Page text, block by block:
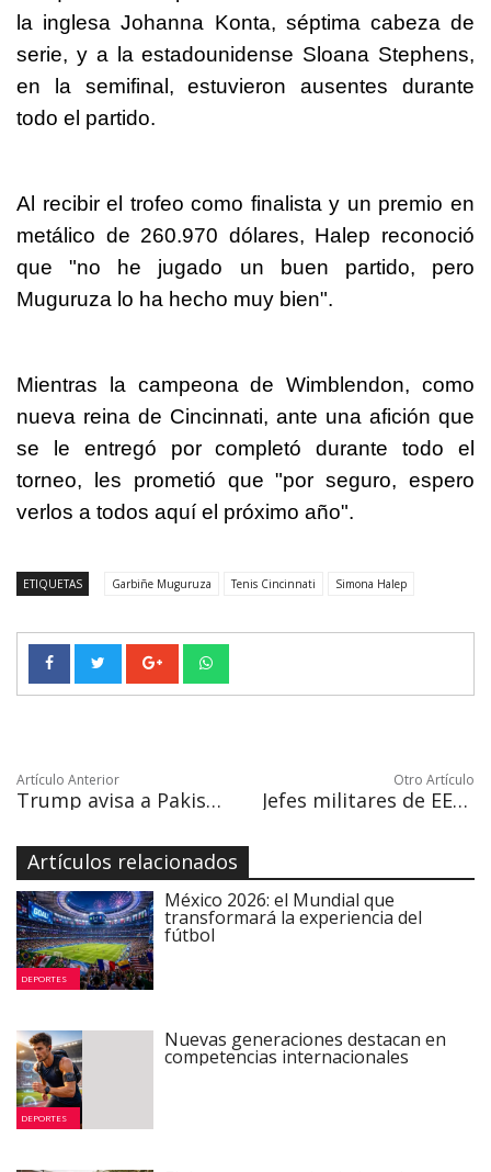
la inglesa Johanna Konta, séptima cabeza de
serie, y a la estadounidense Sloana Stephens,
en la semifinal, estuvieron ausentes durante
todo el partido.
Al recibir el trofeo como finalista y un premio en
metálico de 260.970 dólares, Halep reconoció
que "no he jugado un buen partido, pero
Muguruza lo ha hecho muy bien".
Mientras la campeona de Wimblendon, como
nueva reina de Cincinnati, ante una afición que
se le entregó por completó durante todo el
torneo, les prometió que "por seguro, espero
verlos a todos aquí el próximo año".
ETIQUETAS Garbiñe Muguruza Tenis Cincinnati Simona Halep
Artículo Anterior
Trump avisa a Pakistán que tiene "mucho que perder" al ser "refugio" talibán
Otro Artículo
Jefes militares de EEUU insisten en la vía diplomática ante Pyongyang
Artículos relacionados
DEPORTES
México 2026: el Mundial que
transformará la experiencia del
fútbol
DEPORTES
Nuevas generaciones destacan en
competencias internacionales